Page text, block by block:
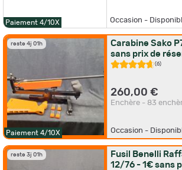
Paiement 4/10X Occasion -
reste 4j 01h
Paiement 4/10X
Carabine Sako
sans prix de
(6)
260,00 €
Enchère - 83
Occasion -
reste 3j 01h
Fusil Benelli
12/76 - 1€ sans